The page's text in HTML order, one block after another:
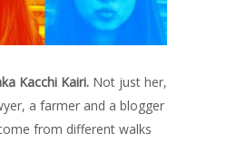
Kacchi Kairi. Not just her,
a farmer and a blogger
from different walks